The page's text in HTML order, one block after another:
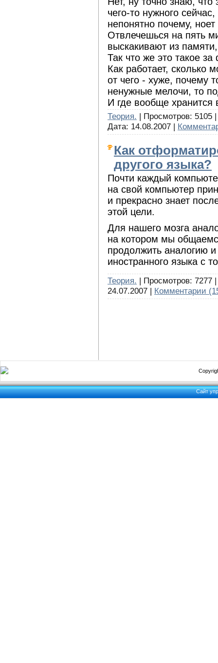
чего-то нужного
непонятно почему,
Отвлечешься на пять
выскакивают из
Так что же это такое
Как работает, сколько
от чего - хуже, почему
ненужные мелочи, то
И где вообще хранится
Теория. | Просмотров:
Дата: 14.08.2007 |
Как
другого языка?
Почти каждый
на свой компьютер
и прекрасно знает
этой цели.
Для нашего мозга
на котором мы
продолжить аналогию
иностранного языка с
Теория. | Просмотров: 7277
24.07.2007 | Комментарии
Сайт